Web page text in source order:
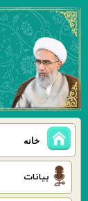
پرش
محتوا
خانه
بیانات